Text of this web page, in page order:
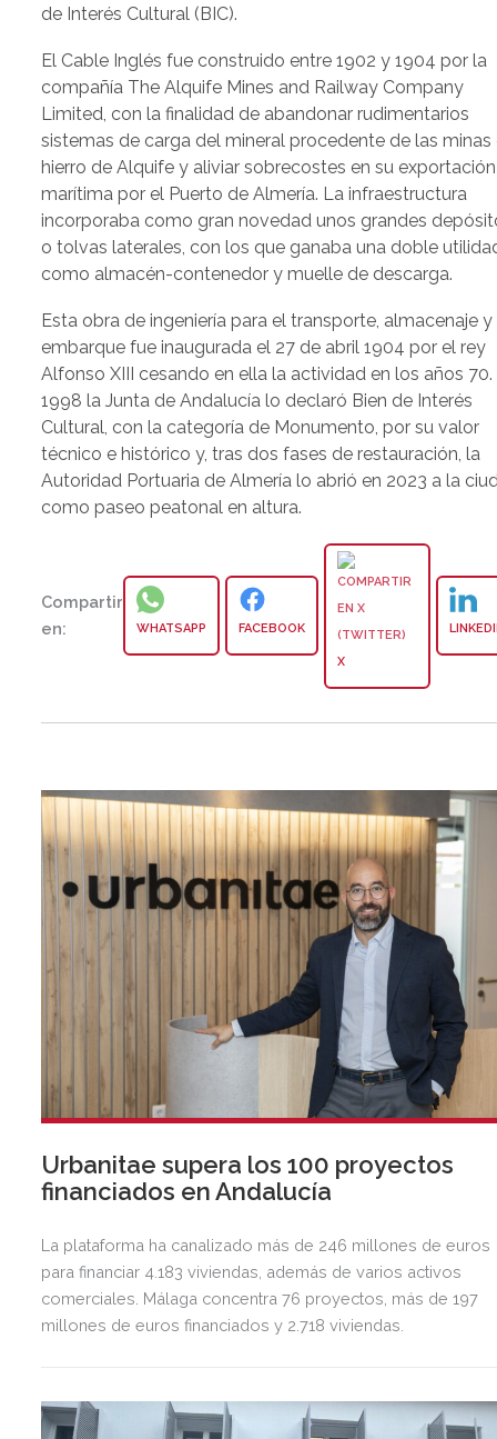
de Interés Cultural (BIC).
El Cable Inglés fue construido entre 1902 y 1904 por la
compañía The Alquife Mines and Railway Company
Limited, con la finalidad de abandonar rudimentarios
sistemas de carga del mineral procedente de las minas
hierro de Alquife y aliviar sobrecostes en su exportación
marítima por el Puerto de Almería. La infraestructura
incorporaba como gran novedad unos grandes
o tolvas laterales, con los que ganaba una doble
como almacén-contenedor y muelle de descarga.
Esta obra de ingeniería para el transporte, almacenaje y
embarque fue inaugurada el 27 de abril 1904 por el rey
Alfonso XIII cesando en ella la actividad en los años 70.
1998 la Junta de Andalucía lo declaró Bien de Interés
Cultural, con la categoría de Monumento, por su valor
técnico e histórico y, tras dos fases de restauración, la
Autoridad Portuaria de Almería lo abrió en 2023 a la
como paseo peatonal en altura.
Compartir
en:
WHATSAPP FACEBOOK
X
Urbanitae supera los 100 proyectos
financiados en Andalucía
La plataforma ha canalizado más de 246 millones de euros
para financiar 4.183 viviendas, además de varios activos
comerciales. Málaga concentra 76 proyectos, más de 197
millones de euros financiados y 2.718 viviendas.